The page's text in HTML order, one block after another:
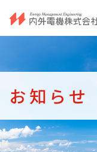
お知らせ